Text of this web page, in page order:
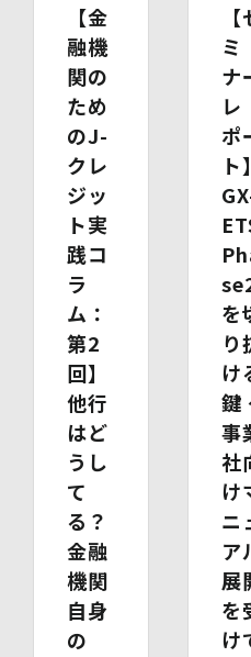
出に関する連絡・事務手続
す。
(1)開示等の求めのお申し出先
当社は、開示等の依頼を受け
に定める要件を満たす場合に
て速やかに対応します。
開示等のお求めについては、
お申し出ください。
(2)開示等の求めに関するお手
お申し出受付け後、当社「
請求書」を送付いたします。
書」と「本人確認書類のコピ
場合は「代理人であることを
ださい。また、各資料に含
でとし、それ以降の情報は黒
い。
・ 本人確認書類の写し（運転
保険証、住民票、年金手帳等）
・ 代理人であることを確認す
【代理人様が未成年者の法定
・ 代理人様ご本人の本人確認
・ いずれかの写し（戸籍謄
たもの）、その他法定代理権
【代理人様が成年被後見人の
・ 代理人様ご本人の本人確認
・ いずれかの写し（成年被後
登記事項証明書、その他法定
類）
【金
融機
関の
ため
のJ-
クレ
ジッ
ト実
践コ
ラ
ム：
第2
回】
他行
はど
うし
て
る？
金融
機関
自身
の
ミ
ナ
レ
ポ
ト】
を
り
け
鍵
事
社
け
ニ
ア
展
を
け